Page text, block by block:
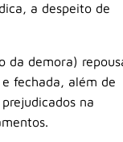
a despeito de
da demora)
fechada, além de
na